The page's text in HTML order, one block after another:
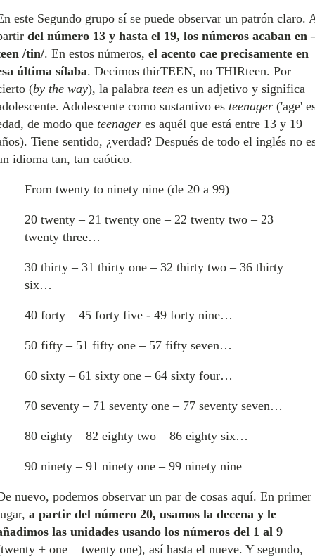
este Segundo grupo sí se puede observar un patrón claro.
del número 13 y hasta el 19, los números acaban en
/tin/. En estos números, el acento cae precisamente en
última sílaba. Decimos thirTEEN, no THIRteen. Por
(by the way), la palabra teen es un adjetivo y significa
Adolescente como sustantivo es teenager('age'
de modo que teenageres aquél que está entre 13 y 19
Tiene sentido, ¿verdad? Después de todo el inglés no
idioma tan, tan caótico.
From twenty to ninety nine (de 20 a 99)
20 twenty – 21 twenty one – 22 twenty two – 23
twenty three…
30 thirty – 31 thirty one – 32 thirty two – 36 thirty
six…
40 forty – 45 forty five - 49 forty nine…
50 fifty – 51 fifty one – 57 fifty seven…
60 sixty – 61 sixty one – 64 sixty four…
70 seventy – 71 seventy one – 77 seventy seven…
80 eighty – 82 eighty two – 86 eighty six…
90 ninety – 91 ninety one – 99 ninety nine
nuevo, podemos observar un par de cosas aquí. En primer
a partir del número 20, usamos la decena y le
las unidades usando los números del 1 al 9
+ one = twenty one), así hasta el nueve. Y segundo,